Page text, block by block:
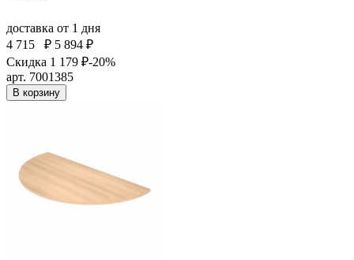
доставка от 1 дня
4 715
₽ 5 894 ₽
Скидка 1 179 ₽-20%
арт. 7001385
В корзину